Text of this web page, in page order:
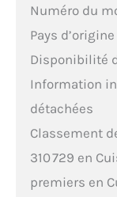
Numéro du
Pays
Disponibilité
Information
détachées
Classement
310 729 en
premiers en